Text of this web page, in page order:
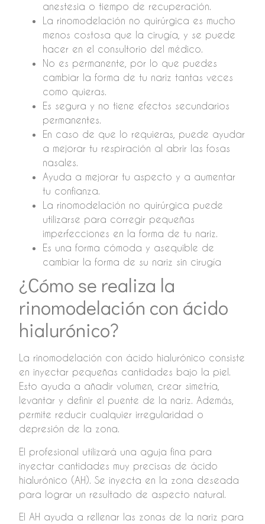
anestesia o tiempo de recuperación.
La rinomodelación no quirúrgica es mucho
menos costosa que la cirugía, y se puede
hacer en el consultorio del médico.
No es permanente, por lo que puedes
cambiar la forma de tu nariz tantas veces
como quieras.
Es segura y no tiene efectos secundarios
permanentes.
En caso de que lo requieras, puede ayudar
a mejorar tu respiración al abrir las fosas
nasales.
Ayuda a mejorar tu aspecto y a aumentar
tu confianza.
La rinomodelación no quirúrgica puede
utilizarse para corregir pequeñas
imperfecciones en la forma de tu nariz.
Es una forma cómoda y asequible de
cambiar la forma de su nariz sin cirugía
¿Cómo se realiza la
rinomodelación con ácido
hialurónico?
La rinomodelación con ácido hialurónico consiste
en inyectar pequeñas cantidades bajo la piel.
Esto ayuda a añadir volumen, crear simetría,
levantar y definir el puente de la nariz. Además,
permite reducir cualquier irregularidad o
depresión de la zona.
El profesional utilizará una aguja fina para
inyectar cantidades muy precisas de ácido
hialurónico (AH). Se inyecta en la zona deseada
para lograr un resultado de aspecto natural.
El AH ayuda a rellenar las zonas de la nariz para